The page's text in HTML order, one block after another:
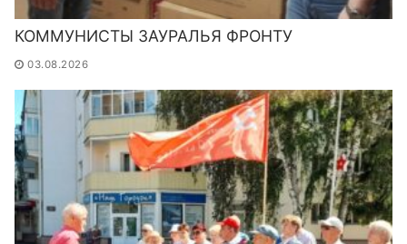
КОММУНИСТЫ ЗАУРАЛЬЯ ФРОНТУ
03.08.2026